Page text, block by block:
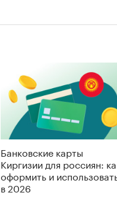
Банковские карты
Киргизии для россиян:
оформить и
в 2026